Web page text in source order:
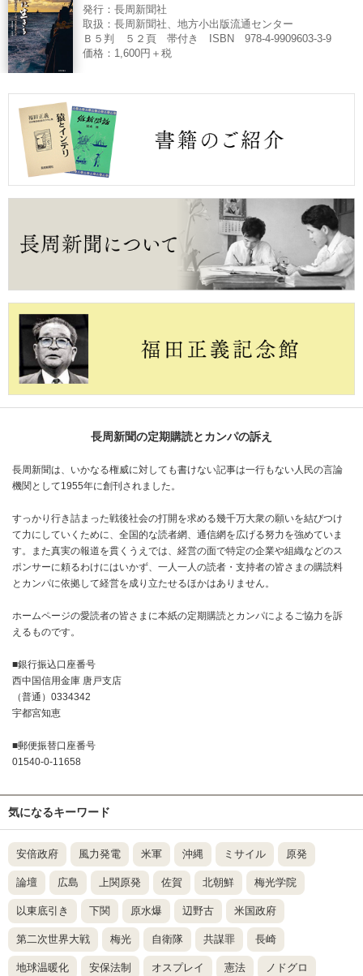
発行：長周新聞社
取扱：長周新聞社、地方小出版流通センター
Ｂ５判 ５２頁 帯付き ISBN 978-4-9909603-3-9
価格：1,600円＋税
長周新聞の定期購読とカンパの訴え
長周新聞は、いかなる権威に対しても書けない記事は一行もない人民の言論
機関として1955年に創刊されました。
すっかり行き詰まった戦後社会の打開を求める幾千万大衆の願いを結びつけ
て力にしていくために、全国的な読者網、通信網を広げる努力を強めていま
す。また真実の報道を貫くうえでは、経営の面で特定の企業や組織などのス
ポンサーに頼るわけにはいかず、一人一人の読者・支持者の皆さまの購読料
とカンパに依拠して経営を成り立たせるほかはありません。
ホームページの愛読者の皆さまに本紙の定期購読とカンパによるご協力を訴
えるものです。
■銀行振込口座番号
西中国信用金庫 唐戸支店
（普通）0334342
宇都宮知恵
■郵便振替口座番号
01540-0-11658
気になるキーワード
安倍政府 風力発電 米軍 沖縄 ミサイル 原発
論壇 広島 上関原発 佐賀 北朝鮮 梅光学院
以東底引き 下関 原水爆 辺野古 米国政府
第二次世界大戦 梅光 自衛隊 共謀罪 長崎
地球温暖化 安保法制 オスプレイ 憲法 ノドグロ